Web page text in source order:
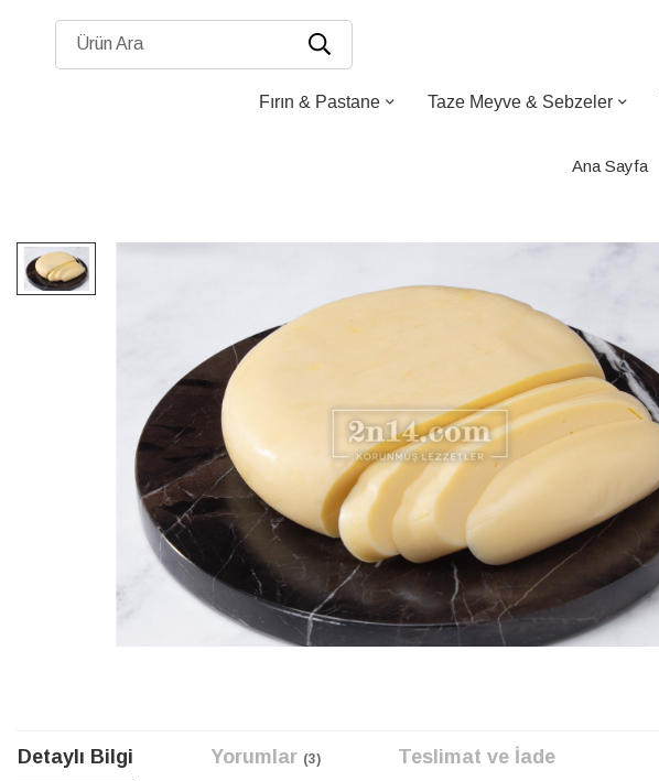
Ürün Ara
Fırın & Pastane Taze Meyve & Sebzeler
Ana Sayfa
Resim
galerisinin
atla
Detaylı Bilgi Yorumlar 3 Teslimat ve İade